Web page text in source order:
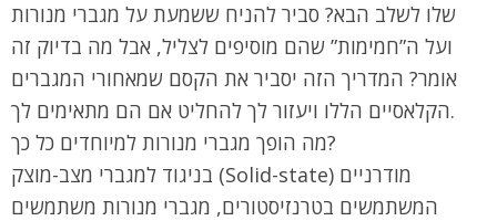
שלו לשלב הבא? סביר להניח ששמעת על מגברי מנורות
ועל ה”חמימות” שהם מוסיפים לצליל, אבל מה בדיוק זה
אומר? המדריך הזה יסביר את הקסם שמאחורי המגברים
הקלאסיים הללו ויעזור לך להחליט אם הם מתאימים לך.
מה הופך מגברי מנורות למיוחדים כל כך?
בניגוד למגברי מצב-מוצק (Solid-state) מודרניים
המשתמשים בטרנזיסטורים, מגברי מנורות משתמשים